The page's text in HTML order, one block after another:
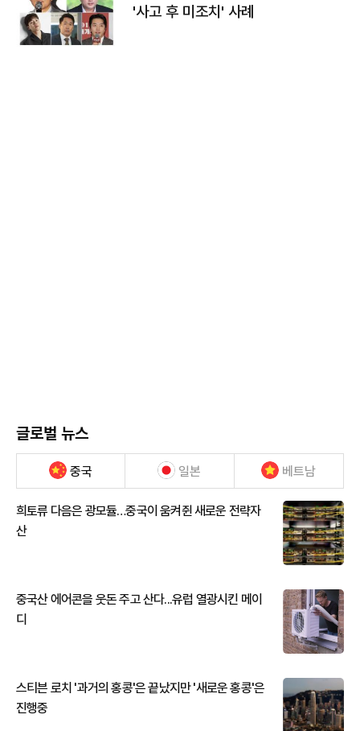
'사고 후 미조치' 사례
글로벌 뉴스
중국 일본 베트남
희토류 다음은 광모듈…중국이 움켜쥔 새로운 전략자
산
중국산 에어콘을 웃돈 주고 산다...유럽 열광시킨 메이
디
스티븐 로치 '과거의 홍콩'은 끝났지만 '새로운 홍콩'은
진행중